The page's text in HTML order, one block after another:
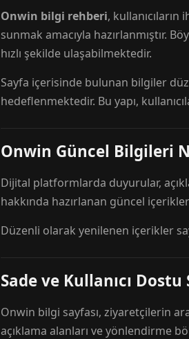
Onwin bilgi rehberi,
sunmak amacıyla hazırlanmıştır.
hızlı şekilde ulaşabilmektedir.
Sayfa içerisinde bulunan bilgiler
hedeflenmektedir. Bu yapı,
Onwin Güncel Bilgileri
Dijital platformlarda duyurular,
hakkında hazırlanan güncel
Düzenli olarak yenilenen içerikler
Sade ve Kullanıcı Dostu
Onwin bilgi sayfası, ziyaretçilerin
açıklama alanları ve yönlendirme